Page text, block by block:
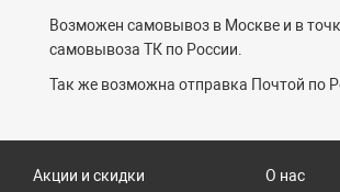
Возможен самовывоз в Москве и в
самовывоза ТК по России.
Так же возможна отправка Почтой по
Акции и скидки
О нас